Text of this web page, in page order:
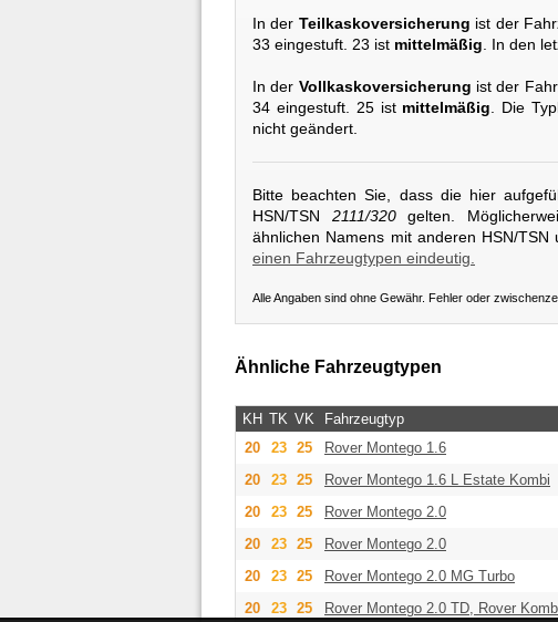
In der Teilkaskoversicherung ist der
33 eingestuft. 23 ist mittelmäßig . In den
In der Vollkaskoversicherung ist der
34 eingestuft. 25 ist mittelmäßig. Die
nicht geändert.
Bitte beachten Sie, dass die hier
HSN/TSN 2111/320gelten.
ähnlichen Namens mit anderen HSN/TSN
einen Fahrzeugtypen eindeutig.
Alle Angaben sind ohne Gewähr. Fehler oder
Ähnliche Fahrzeugtypen
KH TK VK Fahrzeugtyp
20
23 25 Rover Montego 1.6
20
23 25 Rover Montego 1.6 L Estate Kombi
20
23 25 Rover Montego 2.0
20
23 25 Rover Montego 2.0
20
23 25 Rover Montego 2.0 MG Turbo
20
23 25 Rover Montego 2.0 TD, Rover